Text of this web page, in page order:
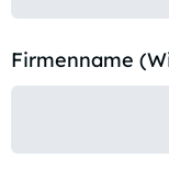
Firmenname